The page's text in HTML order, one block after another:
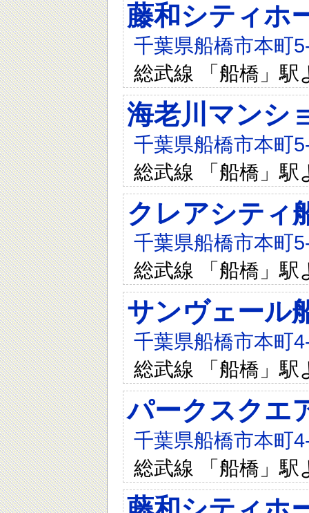
藤和シティホ
千葉県船橋市本町
総武線 「船橋」駅
海老川マンシ
千葉県船橋市本町
総武線 「船橋」駅
クレアシティ
千葉県船橋市本町
総武線 「船橋」駅
サンヴェール
千葉県船橋市本町
総武線 「船橋」駅
パークスクエ
千葉県船橋市本町
総武線 「船橋」駅